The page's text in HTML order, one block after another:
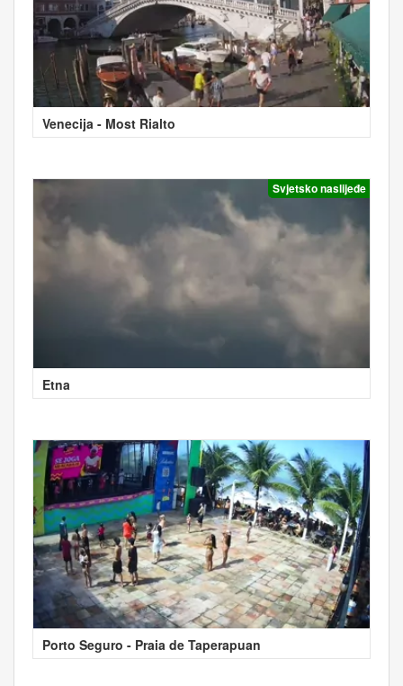
Venecija - Most Rialto
Svjetsko naslijeđe
Etna
Porto Seguro - Praia de Taperapuan